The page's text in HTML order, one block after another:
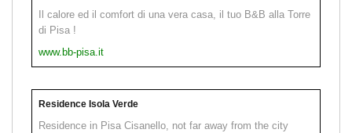
Il calore ed il comfort di una vera casa, il tuo B&B alla Torre
di Pisa !
www.bb-pisa.it
Residence Isola Verde
Residence in Pisa Cisanello, not far away from the city